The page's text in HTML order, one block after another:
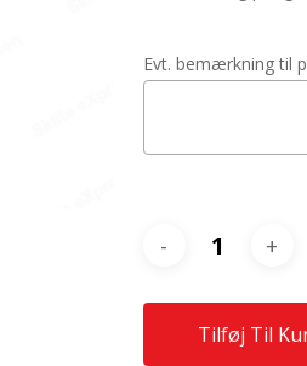
Evt. bemærkning til
Tilføj Til